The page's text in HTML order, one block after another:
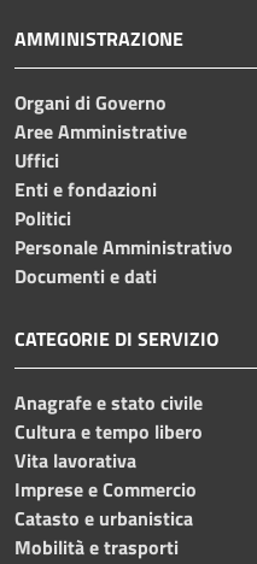
AMMINISTRAZIONE
Organi di Governo
Aree Amministrative
Uffici
Enti e fondazioni
Politici
Personale Amministrativo
Documenti e dati
CATEGORIE DI SERVIZIO
Anagrafe e stato civile
Cultura e tempo libero
Vita lavorativa
Imprese e Commercio
Catasto e urbanistica
Mobilità e trasporti